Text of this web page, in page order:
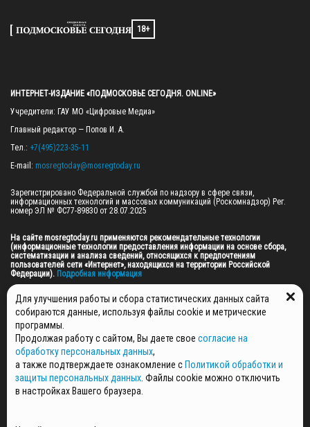
18+
ИНТЕРНЕТ-ИЗДАНИЕ «ПОДМОСКОВЬЕ СЕГОДНЯ. ONLINE»
Учредители: ГАУ МО «Цифровые Медиа»
Главный редактор — Попов И. А.
Тел.: +7(495)223-35-11
E-mail: mosregtoday@mosregtoday.ru
Зарегистрировано Федеральной службой по надзору в сфере связи,
информационных технологий и массовых коммуникаций (Роскомнадзор) Рег.
номер ЭЛ № ФС77-89830 от 28.07.2025
На сайте mosregtoday.ru применяются рекомендательные технологии
(информационные технологии предоставления информации на основе сбора,
систематизации и анализа сведений, относящихся к предпочтениям
пользователей сети «Интернет», находящихся на территории Российской
Федерации). Подробная информация
© 2026 ПРАВА НА ВСЕ МАТЕРИАЛЫ САЙТА ПРИНАДЛЕЖАТ ГАУ МО "ЦИФРОВЫЕ
МЕДИА" (ОГРН: 1255000059467).
ПОЛИТИКА ОБРАБОТКИ И ЗАЩИТЫ ПЕРСОНАЛЬНЫХ ДАННЫХ
НОВОСТИ
ГАЗЕТЫ
РЕКЛАМОДАТЕЛЯМ
Для улучшения работы и сбора статистических данных сайта
собираются данные, используя файлы cookie и метрические
программы.
Продолжая работу с сайтом, Вы даете свое согласие на
обработку персональных данных,
а также подтверждаете ознакомление с Политикой обработки и
защиты персональных данных . Файлы cookie можно отключить
в настройках Вашего браузера.